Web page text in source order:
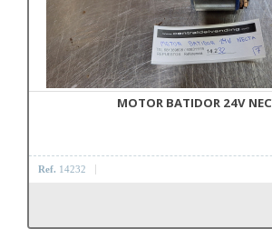
MOTOR BATIDOR 24V
Ref. 14232